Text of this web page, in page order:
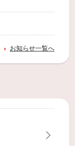
お知らせ一覧へ